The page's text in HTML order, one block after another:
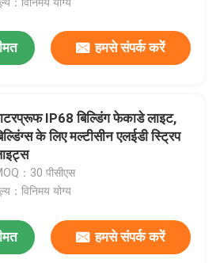
हमसे संपर्क करें
IP68 बिल्डिंग फेकाडे लाइट,
के लिए मल्टीसीन एलईडी स्ट्रिप
：30 पीसीएस
：विनिमय योग्य
हमसे संपर्क करें